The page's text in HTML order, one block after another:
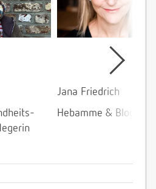
Jana Friedrich
Hebamme &